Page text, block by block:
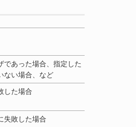
であった場合、指定した
ない場合、など
した場合
失敗した場合